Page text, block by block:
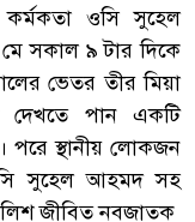
কর্মকতা ওসি সুহেল
সকাল ৯ টার দিকে
ভেতর তীর মিয়া
দেখতে পান একটি
পরে স্থানীয় লোকজন
সুহেল আহমদ সহ
জীবিত নবজাতক